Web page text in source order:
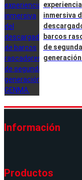
experiencia
inmersiva
barcos
de segunda
generación
Información
Productos